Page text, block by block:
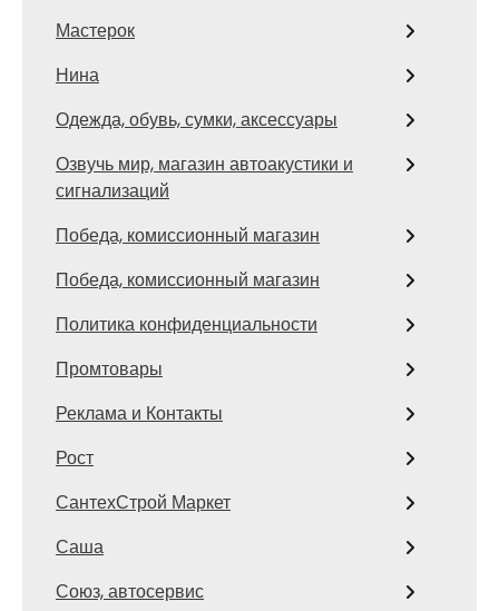
Мастерок
Нина
Одежда, обувь, сумки, аксессуары
Озвучь мир, магазин автоакустики и
сигнализаций
Победа, комиссионный магазин
Победа, комиссионный магазин
Политика конфиденциальности
Промтовары
Реклама и Контакты
Рост
СантехСтрой Маркет
Саша
Союз, автосервис